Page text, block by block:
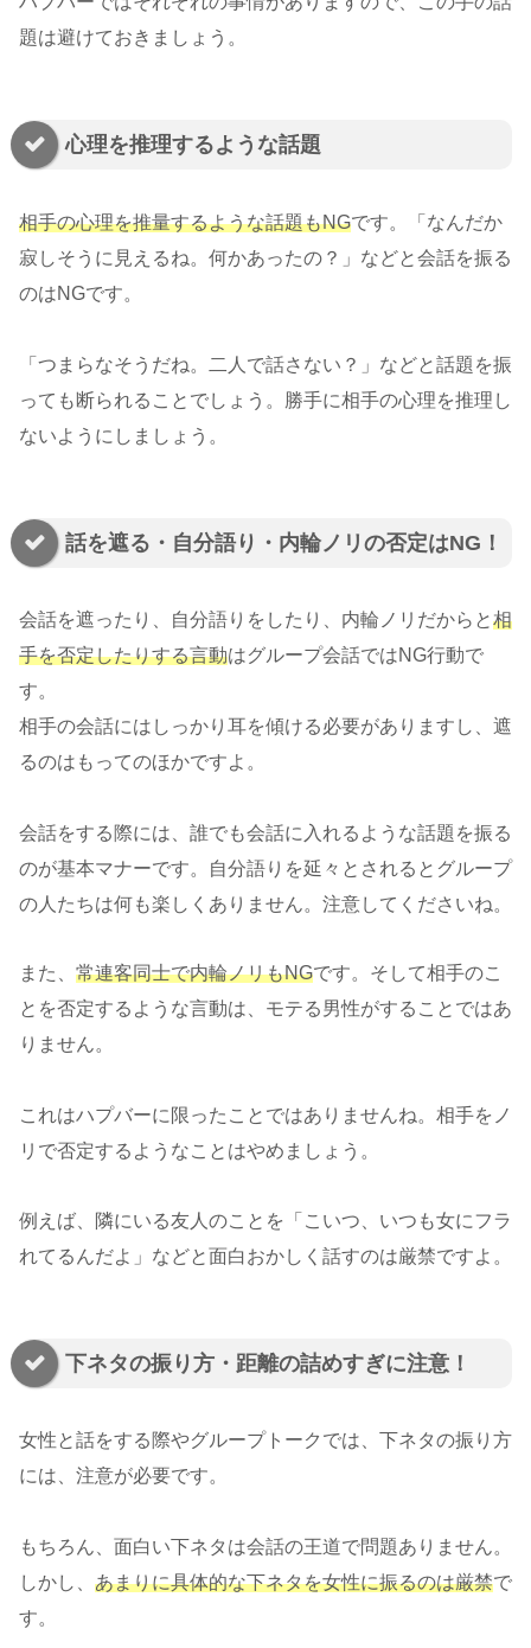
題は避けておきましょう。
心理を推理するような話題
相手の心理を推量するような話題もNGです。「なんだか
寂しそうに見えるね。何かあったの？」などと会話を振る
のはNGです。
「つまらなそうだね。二人で話さない？」などと話題を振
っても断られることでしょう。勝手に相手の心理を推理し
ないようにしましょう。
話を遮る・自分語り・内輪ノリの否定はNG！
会話を遮ったり、自分語りをしたり、内輪ノリだからと相
手を否定したりする言動はグループ会話ではNG行動で
す。
相手の会話にはしっかり耳を傾ける必要がありますし、遮
るのはもってのほかですよ。
会話をする際には、誰でも会話に入れるような話題を振る
のが基本マナーです。自分語りを延々とされるとグループ
の人たちは何も楽しくありません。注意してくださいね。
また、 常連客同士で内輪ノリもNGです。そして相手のこ
とを否定するような言動は、モテる男性がすることではあ
りません。
これはハプバーに限ったことではありませんね。相手をノ
リで否定するようなことはやめましょう。
例えば、隣にいる友人のことを「こいつ、いつも女にフラ
れてるんだよ」などと面白おかしく話すのは厳禁ですよ。
下ネタの振り方・距離の詰めすぎに注意！
女性と話をする際やグループトークでは、下ネタの振り方
には、注意が必要です。
もちろん、面白い下ネタは会話の王道で問題ありません。
しかし、 あまりに具体的な下ネタを女性に振るのは厳禁で
す。